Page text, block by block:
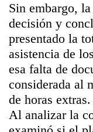
Sin embargo,
decisión y
presentado la
asistencia de
esa falta de
considerada al
de horas extras.
Al analizar la